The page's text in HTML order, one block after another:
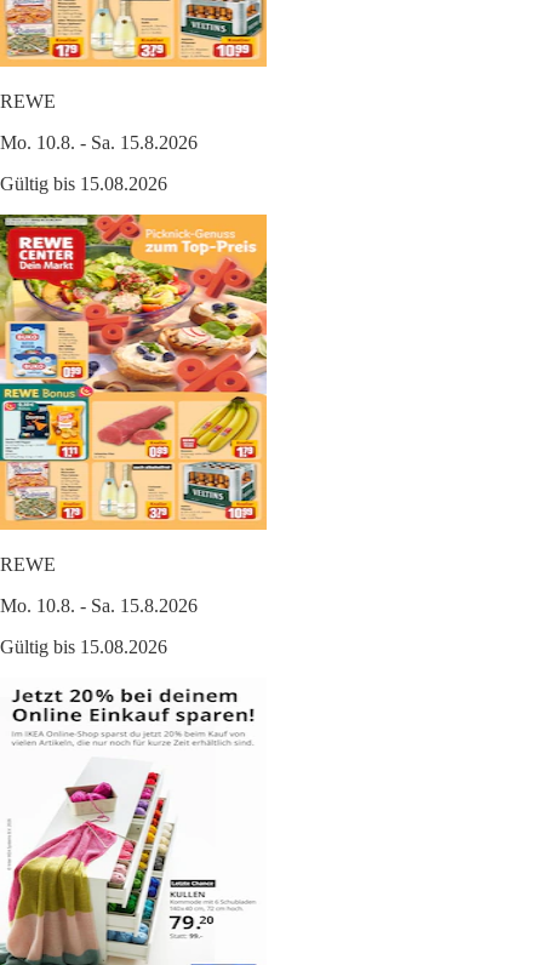
REWE
Mo. 10.8. - Sa. 15.8.2026
Gültig bis 15.08.2026
REWE
Mo. 10.8. - Sa. 15.8.2026
Gültig bis 15.08.2026